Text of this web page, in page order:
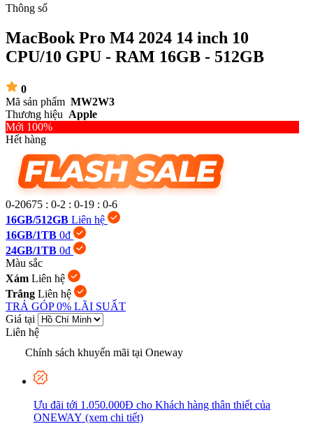
Thông số
MacBook Pro M4 2024 14 inch 10
CPU/10 GPU - RAM 16GB - 512GB
0
Mã sản phẩm MW2W3
Thương hiệu Apple
Mới 100%
Hết hàng
0-20675 : 0-2 : 0-19 : 0-7
16GB/512GB Liên hệ
16GB/1TB 0đ
24GB/1TB 0đ
Màu sắc
Xám Liên hệ
Trắng Liên hệ
TRẢ GÓP 0% LÃI SUẤT
Giá tại
Liên hệ
Chính sách khuyến mãi tại Oneway
Ưu đãi tới 1.050.000Đ cho Khách hàng thân thiết của
ONEWAY (xem chi tiết)